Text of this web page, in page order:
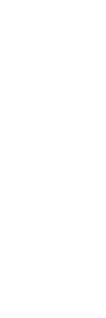
теги
для аудиторії
розділи – і ви